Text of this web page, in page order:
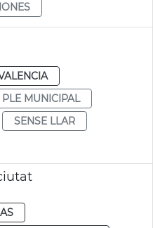
PLE MUNICIPAL
SENSE LLAR